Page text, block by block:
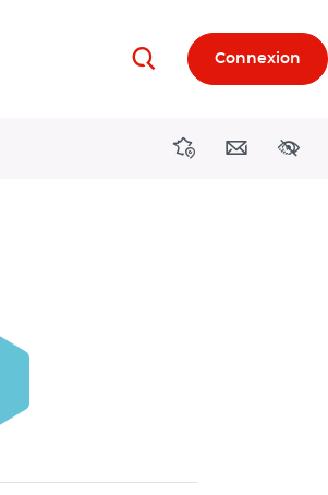
RechercherConnexion
DirectionsContact